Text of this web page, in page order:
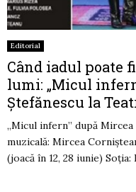
Editorial
Când iadul poate
lumi: „Micul
Ștefănescu la
„Micul infern” după
muzicală: Mircea
(joacă în 12, 28 iunie)